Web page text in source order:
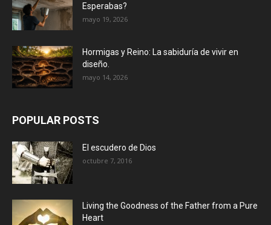
Esperabas?
mayo 19, 2026
Hormigas y Reino: La sabiduría de vivir en
diseño.
mayo 14, 2026
POPULAR POSTS
El escudero de Dios
octubre 7, 2016
Living the Goodness of the Father from a Pure
Heart